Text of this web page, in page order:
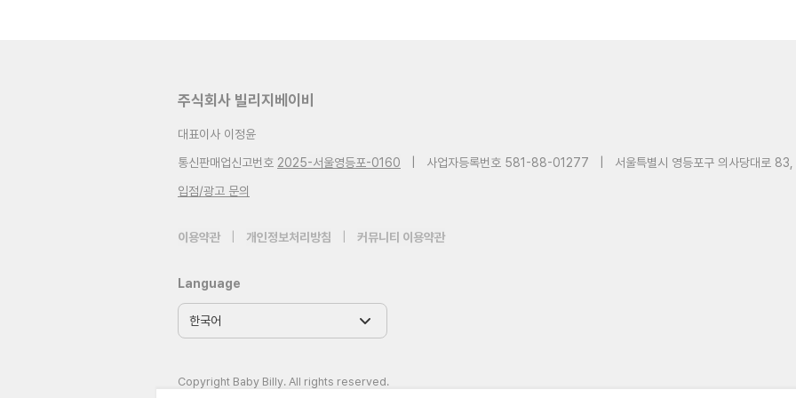
주식회사 빌리지베이비
대표이사 이정윤
통신판매업신고번호 2025-서울영등포-0160 사업자등록번호 581-88-01277
서울특별시 영등포구 의사당대로
입점/광고 문의
이용약관 개인정보처리방침 커뮤니티 이용약관
Language
Copyright Baby Billy. All rights reserved.